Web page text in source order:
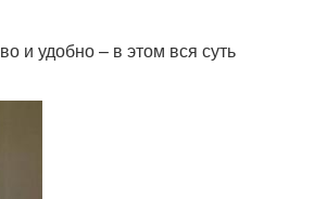
и удобно – в этом вся суть